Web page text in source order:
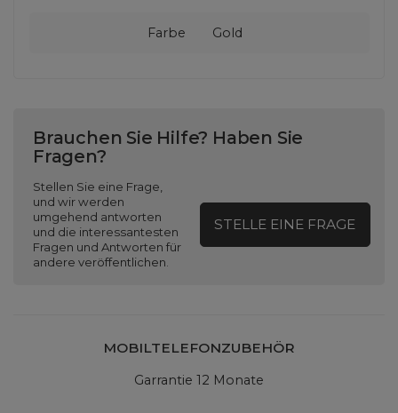
Farbe Gold
Brauchen Sie Hilfe? Haben Sie
Fragen?
Stellen Sie eine Frage,
und wir werden
umgehend antworten
und die interessantesten
Fragen und Antworten für
andere veröffentlichen.
STELLE EINE FRAGE
MOBILTELEFONZUBEHÖR
Garrantie 12 Monate